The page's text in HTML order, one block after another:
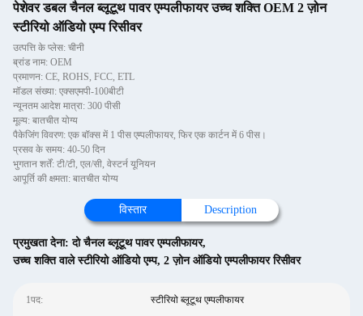
पेशेवर डबल चैनल ब्लूटूथ पावर एम्पलीफायर उच्च शक्ति OEM 2 ज़ोन
स्टीरियो ऑडियो एम्प रिसीवर
उत्पत्ति के प्लेस: चीनी
ब्रांड नाम: OEM
प्रमाणन: CE, ROHS, FCC, ETL
मॉडल संख्या: एक्सएमपी-100बीटी
न्यूनतम आदेश मात्रा: 300 पीसी
मूल्य: बातचीत योग्य
पैकेजिंग विवरण: एक बॉक्स में 1 पीस एम्पलीफायर, फिर एक कार्टन में 6 पीस।
प्रसव के समय: 40-50 दिन
भुगतान शर्तें: टी/टी, एल/सी, वेस्टर्न यूनियन
आपूर्ति की क्षमता: बातचीत योग्य
विस्तार Description
प्रमुखता देना:दो चैनल ब्लूटूथ पावर एम्पलीफायर,
उच्च शक्ति वाले स्टीरियो ऑडियो एम्प, 2 ज़ोन ऑडियो एम्पलीफायर रिसीवर
1पद: स्टीरियो ब्लूटूथ एम्पलीफायर